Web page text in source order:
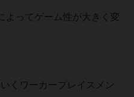
よってゲーム性が大きく変
くワーカープレイスメン